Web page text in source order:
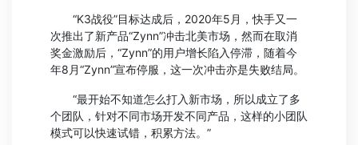
“K3战役”目标达成后，2020年5月，快手又一
次推出了新产品“Zynn”冲击北美市场，然而在取消
奖金激励后，“Zynn”的用户增长陷入停滞，随着今
年8月“Zynn”宣布停服，这一次冲击亦是失败结局。
“最开始不知道怎么打入新市场，所以成立了多
个团队，针对不同市场开发不同产品，这样的小团队
模式可以快速试错，积累方法。”